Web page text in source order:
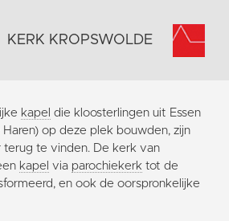
KERK KROPSWOLDE
kapel die kloosterlingen uit Essen
Haren) op deze plek bouwden, zijn
terug te vinden. De kerk van
kapel via parochiekerk tot de
en ook de oorspronkelijke